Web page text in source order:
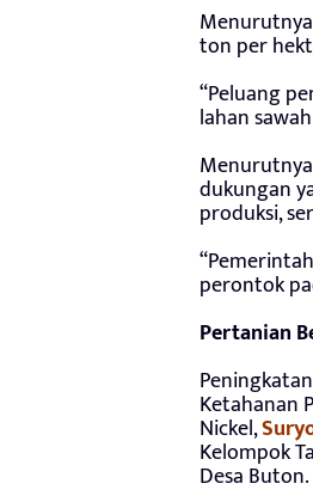
ton per
“Peluang
lahan
dukungan
produksi,
perontok
Pertanian
Ketahanan
Nickel,
Kelompok
Desa Buton.